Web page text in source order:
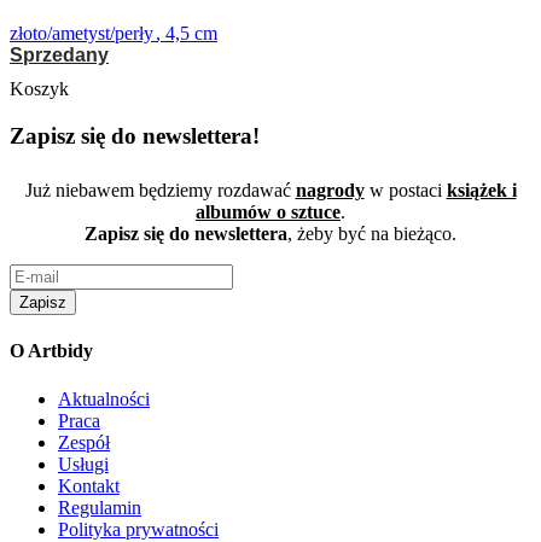
złoto/ametyst/perły, 4,5 cm
Sprzedany
Koszyk
Zapisz się do newslettera!
Już niebawem będziemy rozdawać nagrodyw postaci książek i
albumów o sztuce.
Zapisz się do newslettera, żeby być na bieżąco.
Zapisz
O Artbidy
Aktualności
Praca
Zespół
Usługi
Kontakt
Regulamin
Polityka prywatności